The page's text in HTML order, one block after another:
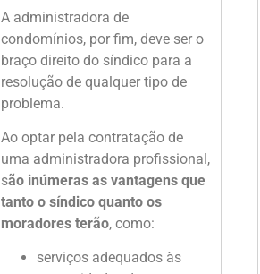
A administradora de
condomínios, por fim, deve ser o
braço direito do síndico para a
resolução de qualquer tipo de
problema.
Ao optar pela contratação de
uma administradora profissional,
são inúmeras as vantagens que
tanto o síndico quanto os
moradores terão, como:
serviços adequados às